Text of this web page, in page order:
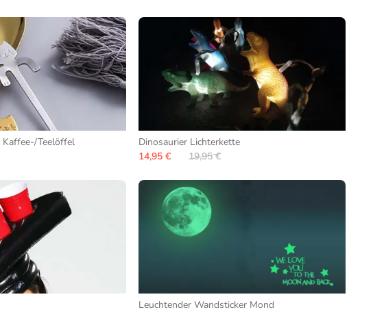
Kaffee-/Teelöffel
Dinosaurier Lichterkette
14,95 €
19,95 €
Leuchtender Wandsticker Mond